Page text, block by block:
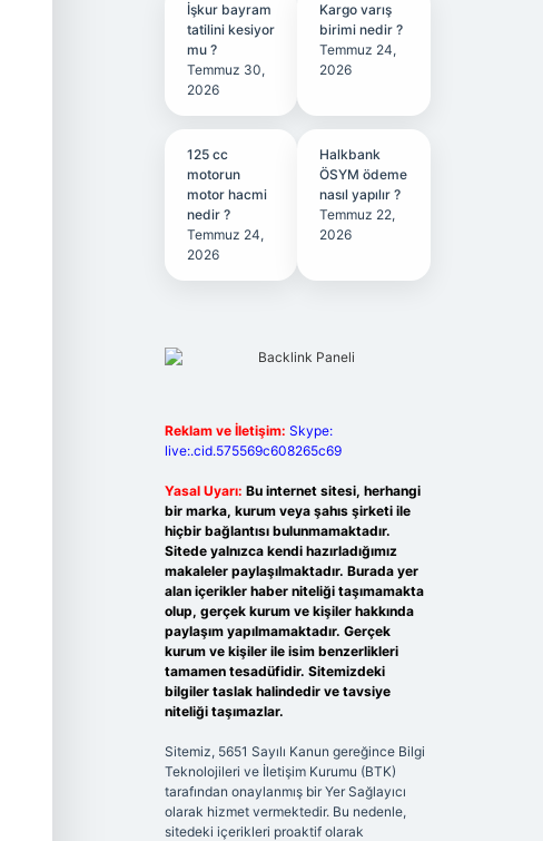
İşkur bayram
tatilini kesiyor
mu ?
Temmuz 30,
2026
Kargo varış
birimi nedir ?
Temmuz 24,
2026
125 cc
motorun
motor hacmi
nedir ?
Temmuz 24,
2026
Halkbank
ÖSYM ödeme
nasıl yapılır ?
Temmuz 22,
2026
Reklam ve İletişim: Skype:
live:.cid.575569c608265c69
Yasal Uyarı: Bu internet sitesi, herhangi
bir marka, kurum veya şahıs şirketi ile
hiçbir bağlantısı bulunmamaktadır.
Sitede yalnızca kendi hazırladığımız
makaleler paylaşılmaktadır. Burada yer
alan içerikler haber niteliği taşımamakta
olup, gerçek kurum ve kişiler hakkında
paylaşım yapılmamaktadır. Gerçek
kurum ve kişiler ile isim benzerlikleri
tamamen tesadüfidir. Sitemizdeki
bilgiler taslak halindedir ve tavsiye
niteliği taşımazlar.
Sitemiz, 5651 Sayılı Kanun gereğince Bilgi
Teknolojileri ve İletişim Kurumu (BTK)
tarafından onaylanmış bir Yer Sağlayıcı
olarak hizmet vermektedir. Bu nedenle,
sitedeki içerikleri proaktif olarak